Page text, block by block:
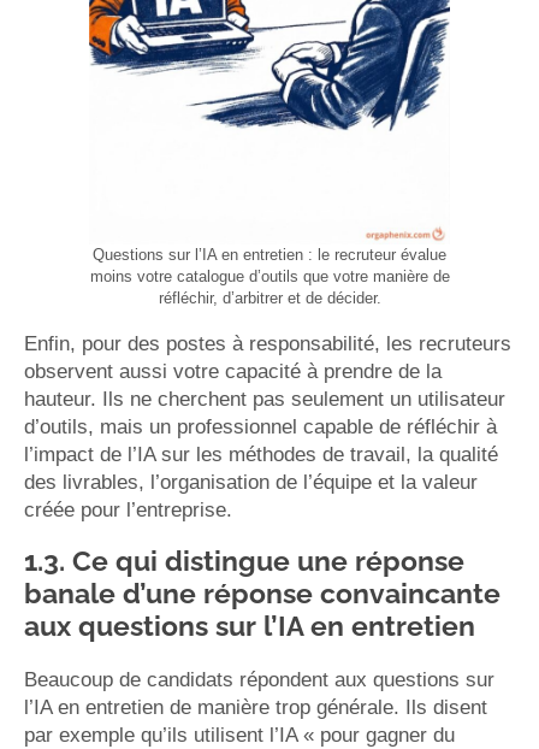
Questions sur l’IA en entretien : le recruteur évalue
moins votre catalogue d’outils que votre manière de
réfléchir, d’arbitrer et de décider.
Enfin, pour des postes à responsabilité, les recruteurs
observent aussi votre capacité à prendre de la
hauteur. Ils ne cherchent pas seulement un utilisateur
d’outils, mais un professionnel capable de réfléchir à
l’impact de l’IA sur les méthodes de travail, la qualité
des livrables, l’organisation de l’équipe et la valeur
créée pour l’entreprise.
1.3. Ce qui distingue une réponse
banale d’une réponse convaincante
aux questions sur l’IA en entretien
Beaucoup de candidats répondent aux questions sur
l’IA en entretien de manière trop générale. Ils disent
par exemple qu’ils utilisent l’IA « pour gagner du